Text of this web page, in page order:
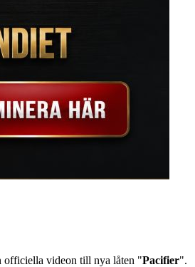
officiella videon till nya låten "Pacifier".